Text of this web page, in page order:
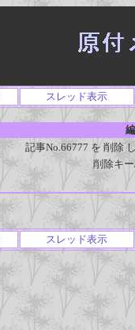
スレッド表示
記事No.66777 を 削除
削除キ
スレッド表示